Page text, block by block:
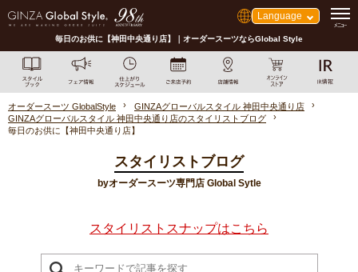
Language
毎日のお供に【神田中央通り店】｜オーダースーツならGlobal Style
オーダースーツ GlobalStyle
GINZAグローバルスタイル 神田中央通り店
GINZAグローバルスタイル 神田中央通り店のスタイリストブログ
毎日のお供に【神田中央通り店】
スタイリストブログ
byオーダースーツ専門店 Global Sytle
スタイリストスナップはこちら